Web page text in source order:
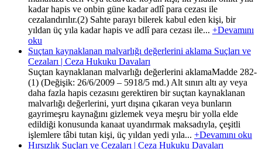
kadar hapis ve onbin güne kadar adlî para cezası ile
cezalandırılır.(2) Sahte parayı bilerek kabul eden kişi, bir
yıldan üç yıla kadar hapis ve adlî para cezası ile... +Devamını
oku
Suçtan kaynaklanan malvarlığı değerlerini aklama Suçları ve
Cezaları | Ceza Hukuku Davaları
Suçtan kaynaklanan malvarlığı değerlerini aklamaMadde 282-
(1) (Değişik: 26/6/2009 – 5918/5 md.) Alt sınırı altı ay veya
daha fazla hapis cezasını gerektiren bir suçtan kaynaklanan
malvarlığı değerlerini, yurt dışına çıkaran veya bunların
gayrimeşru kaynağını gizlemek veya meşru bir yolla elde
edildiği konusunda kanaat uyandırmak maksadıyla, çeşitli
işlemlere tâbi tutan kişi, üç yıldan yedi yıla... +Devamını oku
Hırsızlık Suçları ve Cezaları | Ceza Hukuku Davaları